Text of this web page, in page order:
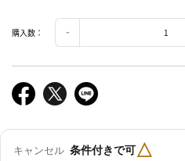
購入数：
キャンセル 条件付きで可△